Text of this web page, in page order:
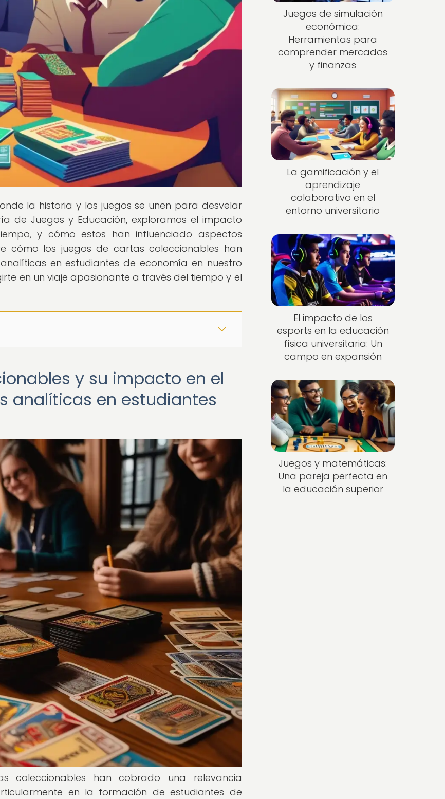
la historia y los juegos se unen para desvelar
de Juegos y Educación, exploramos el impacto
y cómo estos han influenciado aspectos
cómo los juegos de cartas coleccionables han
en estudiantes de economía en nuestro
en un viaje apasionante a través del tiempo y el
y su impacto en el
analíticas en estudiantes
coleccionables han cobrado una relevancia
en la formación de estudiantes de
Juegos de simulación
económica:
Herramientas para
comprender mercados
y finanzas
La gamificación y el
aprendizaje
colaborativo en el
entorno universitario
El impacto de los
esports en la educación
física universitaria: Un
campo en expansión
Juegos y matemáticas:
Una pareja perfecta en
la educación superior